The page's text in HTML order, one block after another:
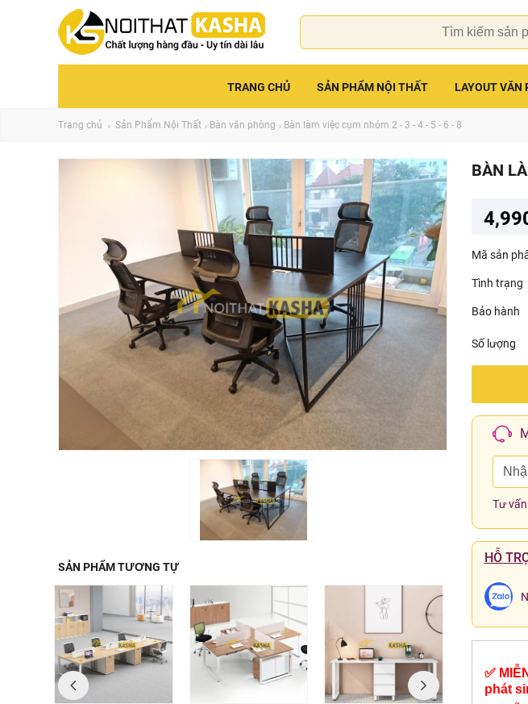
TRANG CHỦ SẢN PHẨM NỘI THẤT LAYOUT VĂN
Trang chủ Sản Phẩm Nội Thất Bàn văn phòng Bàn làm việc cụm nhóm 2 - 3 - 4 - 5 - 6 - 8
SẢN PHẨM TƯƠNG TỰ
BÀN
Mã sản
Tình trạng
Bảo hành
Số lượng
Tư
HỖ
✅
phát